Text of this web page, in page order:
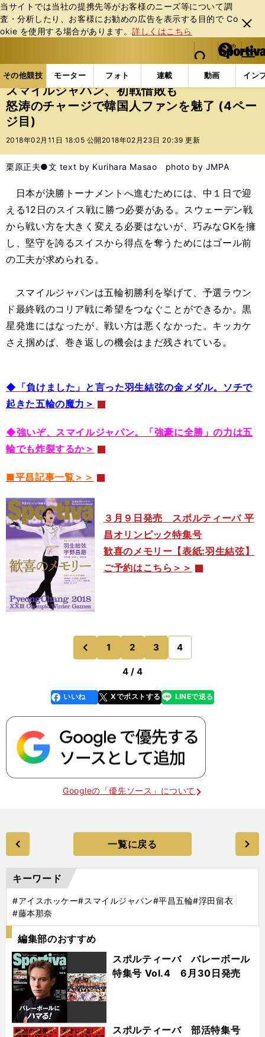
当サイトでは当社の提携先等がお客様のニーズ等について調
査・分析したり、お客様にお勧めの広告を表⽰する⽬的で Co
okie を使⽤する場合があります。詳しくはこちら
閉じ
る
web Sportiva (webスポルティーバ)
検索
マイペ
ー
ジ
メニュ
その他競技 モーター フォト 連載 動画 イン
ス
ポ
ル
テ
ー
バ
その他競技の記事一覧 その他競技 冬季競技 ス
スマイルジャパン、初戦惜敗も
怒涛のチャージで韓国人ファンを魅了 (4ペー
ジ目)
2018年02月11日 18:05 公開 2018年02月23日 20:39 更新
栗原正夫●文 text by Kurihara Masao photo by JMPA
日本が決勝トーナメントへ進むためには、中１日で迎
える12日のスイス戦に勝つ必要がある。スウェーデン戦
から戦い方を大きく変える必要はないが、巧みなGKを擁
し、堅守を誇るスイスから得点を奪うためにはゴール前
の工夫が求められる。
スマイルジャパンは五輪初勝利を挙げて、予選ラウン
ド最終戦のコリア戦に希望をつなぐことができるか。黒
星発進にはなったが、戦い方は悪くなかった。キッカケ
さえ掴めば、巻き返しの機会はまだ残されている。
◆「負けました」と言った羽生結弦の金メダル。ソチで
起きた五輪の魔力＞
◆強いぞ、スマイルジャパン。「強豪に全勝」の力は五
輪でも炸裂するか＞
■平昌記事一覧＞＞
３月９日発売 スポルティーバ 平
昌オリンピック特集号
歓喜のメモリー【表紙:羽生結弦】
ご予約はこちら＞＞
前
のページへ
1 2 3 4
4 / 4
faceboo
k
いいね Xでポストする
line LINEで送る
Googleの「優先ソース」について
一覧に戻る
キーワード
#アイスホッケー#スマイルジャパン#平昌五輪#浮田留衣
#藤本那奈
編集部のおすすめ
スポルティーバ バレーボール
特集号 Vol.4 6月30日発売
スポルティーバ 部活特集号